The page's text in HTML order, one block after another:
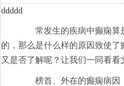
ddddd
常发生的疾病中癫痫算
的，那么是什么样的原因致使
又是否了解呢？让我们一同看看
榜首、外在的癫痫病因